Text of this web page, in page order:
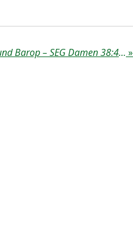
26.01.2014 Dortmund Barop – SEG Damen 38:45 (19:28) »